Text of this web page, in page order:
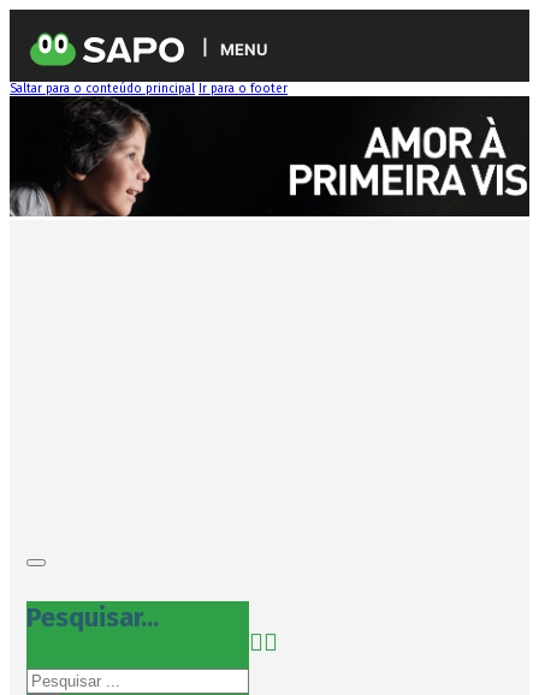
MENU
Saltar para o conteúdo principal Ir para o footer
Pesquisar...
Pesquisar